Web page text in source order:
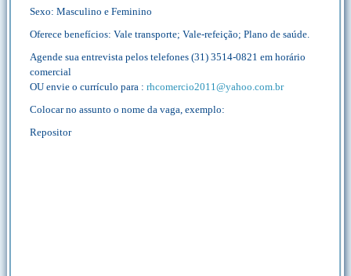
Sexo: Masculino e Feminino
Oferece benefícios: Vale transporte; Vale-refeição; Plano de saúde.
Agende sua entrevista pelos telefones (31) 3514-0821 em horário
comercial
OU envie o currículo para : rhcomercio2011@yahoo.com.br
Colocar no assunto o nome da vaga, exemplo:
Repositor